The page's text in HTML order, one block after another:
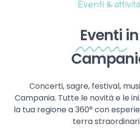
Eventi & attività
Eventi in
Concerti, sagre, festival,
Campania. Tutte le novità e le
la tua regione a 360° con
terra